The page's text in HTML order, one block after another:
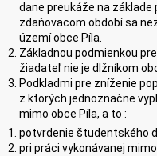
dane preukáže na základe
zdaňovacom období sa
území obce Píla.
Základnou podmienkou
žiadateľ nie je dlžníkom
Podkladmi pre zníženie
z ktorých jednoznačne
mimo obce Píla, a to :
potvrdenie študentského
pri práci vykonávanej